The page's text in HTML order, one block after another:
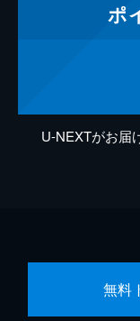
ポ
U-NEXTがお届
無料